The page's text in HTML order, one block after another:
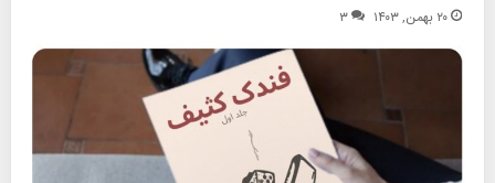
۲۰ بهمن, ۱۴۰۳ ۳